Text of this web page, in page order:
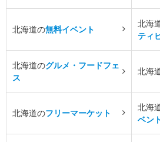
北海道の無料イベント
北海
ティ
北海道のグルメ・フードフェ
ス
北海
北海道のフリーマーケット
北海
ベン